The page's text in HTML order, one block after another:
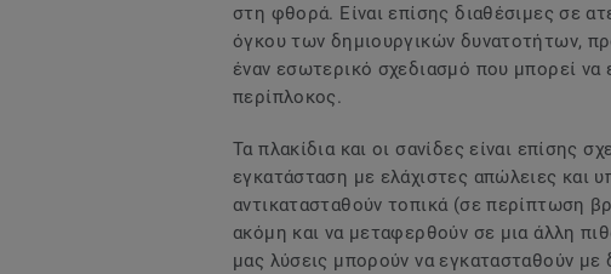
στη φθορά. Είναι επίσης διαθέσιμες σε
όγκου των δημιουργικών δυνατοτήτων,
έναν εσωτερικό σχεδιασμό που μπορεί να
περίπλοκος.
Τα πλακίδια και οι σανίδες είναι επίσης
εγκατάσταση με ελάχιστες απώλειες και
αντικατασταθούν τοπικά (σε περίπτωση
ακόμη και να μεταφερθούν σε μια άλλη
μας λύσεις μπορούν να εγκατασταθούν